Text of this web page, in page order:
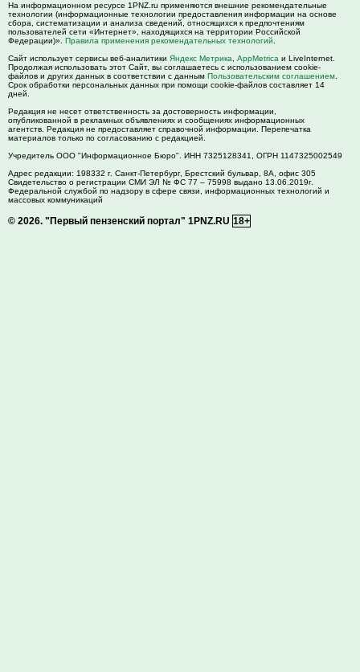
На информационном ресурсе 1PNZ.ru применяются внешние рекомендательные
технологии (информационные технологии предоставления информации на основе
сбора, систематизации и анализа сведений, относящихся к предпочтениям
пользователей сети «Интернет», находящихся на территории Российской
Федерации)». Правила применения рекомендательных технологий
Сайт использует сервисы веб-аналитики Яндекс Метрика AppMetrica и LiveInternet.
Продолжая использовать этот Сайт, вы соглашаетесь с использованием cookie-
файлов и других данных в соответствии с данным Пользовательским соглашением
Срок обработки персональных данных при помощи cookie-файлов составляет 14
дней.
Редакция не несет ответственность за достоверность информации,
опубликованной в рекламных объявлениях и сообщениях информационных
агентств. Редакция не предоставляет справочной информации. Перепечатка
материалов только по согласованию с редакцией.
Учредитель ООО "Информационное Бюро". ИНН 7325128341, ОГРН 1147325002549
Адрес редакции: 198332 г. Санкт-Петербург, Брестский бульвар, 8А, офис 305
Свидетельство о регистрации СМИ ЭЛ № ФС 77 – 75998 выдано 13.06.2019г.
Федеральной службой по надзору в сфере связи, информационных технологий и
массовых коммуникаций
© 2026. "Первый пензенский портал" 1PNZ.RU 18+